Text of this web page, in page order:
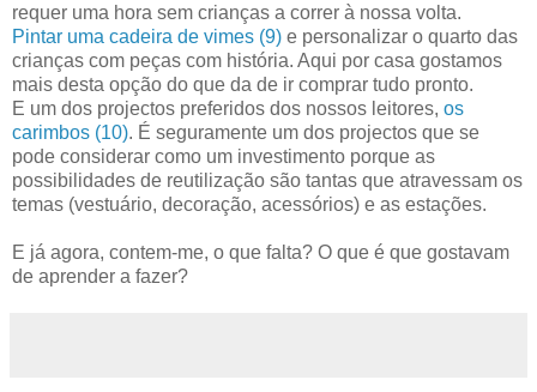
requer uma hora sem crianças a correr à nossa volta.
Pintar uma cadeira de vimes (9) e personalizar o quarto das
crianças com peças com história. Aqui por casa gostamos
mais desta opção do que da de ir comprar tudo pronto.
E um dos projectos preferidos dos nossos leitores, os
carimbos (10). É seguramente um dos projectos que se
pode considerar como um investimento porque as
possibilidades de reutilização são tantas que atravessam os
temas (vestuário, decoração, acessórios) e as estações.
E já agora, contem-me, o que falta? O que é que gostavam
de aprender a fazer?